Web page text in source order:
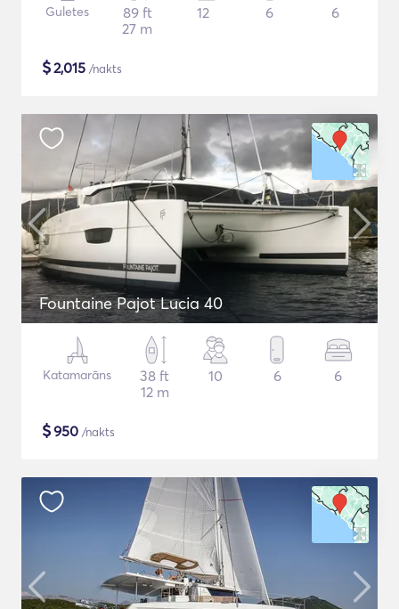
Guletes
89 ft
27 m
12 6 6
$2,015 /nakts
Fountaine Pajot Lucia 40
Katamarāns
38 ft
12 m
10 6 6
$950 /nakts